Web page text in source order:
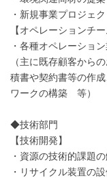
・新規事業プロジェ
【オペレーションチー
・各種オペレーショ
（主に既存顧客から
積書や契約書等の作
ワークの構築 等）
◆技術部門
【技術開発】
・資源の技術的課題
・リサイクル装置の